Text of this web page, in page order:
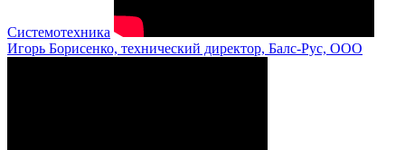
Системотехника
Игорь Борисенко, технический директор, Балс-Рус, ООО